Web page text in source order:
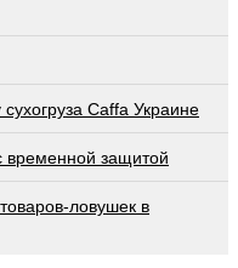
Caffa Украине
защитой
ловушек в